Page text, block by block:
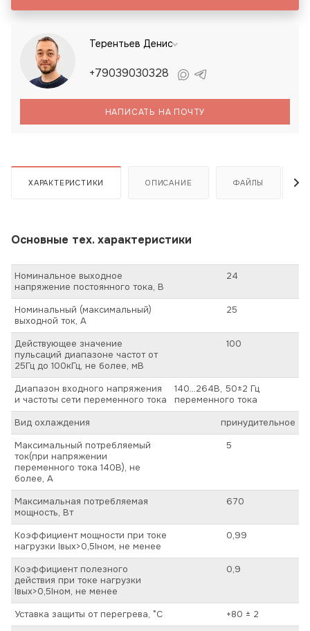
Терентьев Денис
+79039030328
НАПИСАТЬ НА ПОЧТУ
ХАРАКТЕРИСТИКИ ОПИСАНИЕ ФАЙЛЫ
Основные тех. характеристики
Номинальное выходное
напряжение постоянного тока, В
24
Номинальный (максимальный)
выходной ток, А
25
Действующее значение
пульсаций диапазоне частот от
25Гц до 100кГц, не более, мВ
100
Диапазон входного напряжения
и частоты сети переменного тока
140…264В, 50±2 Гц
переменного тока
Вид охлаждения
принудительное
Максимальный потребляемый
ток(при напряжении
переменного тока 140В), не
более, А
5
Максимальная потребляемая
мощность, Вт
670
Коэффициент мощности при токе
нагрузки Iвых>0,5Iном, не менее
0,99
Коэффициент полезного
действия при токе нагрузки
Iвых>0,5Iном, не менее
0,9
Уставка защиты от перегрева, °C +80 ± 2